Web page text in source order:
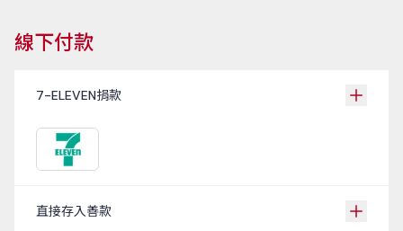
線下付款
7-ELEVEN捐款
直接存入善款